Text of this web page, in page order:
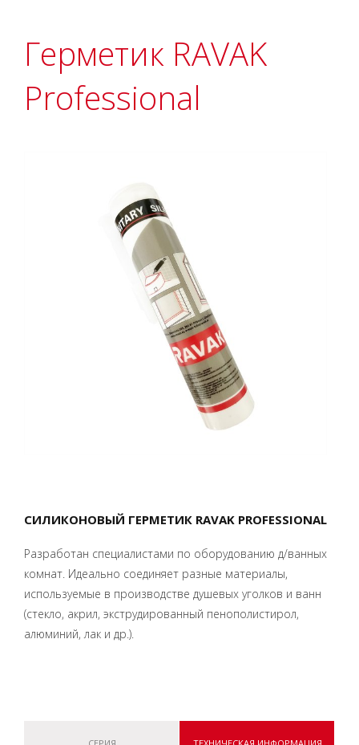
Герметик RAVAK
Professional
СИЛИКОНОВЫЙ ГЕРМЕТИК RAVAK PROFESSIONAL
Разработан специалистами по оборудованию д/ванных
комнат. Идеально соединяет разные материалы,
используемые в производстве душевых уголков и ванн
(стекло, акрил, экструдированный пенополистирол,
алюминий, лак и др.).